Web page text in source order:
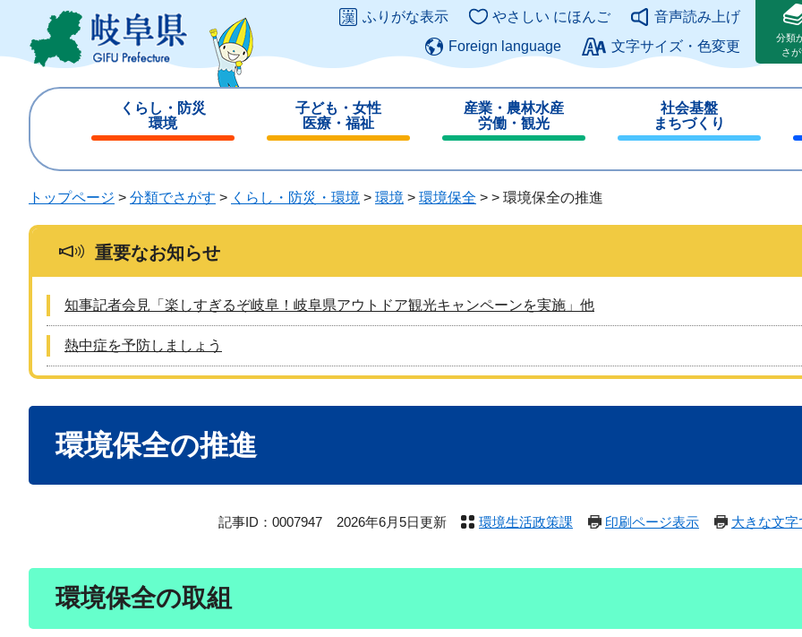
ジ
ュ
このページの本文へ
ふりがな表示 やさしい にほんご
音声読み上げ
Foreign language
文字サイズ・色変更
分類
さ
くらし・防災
環境
じ
子ども・女性
医療・福祉
じ
産業・農林水産
労働・観光
じ
る
社会基盤
まちづくり
じ
トップページ > 分類でさがす > くらし・防災・環境 > 環境 > 環境保全 > > 環境保全の推進
重要なお知らせ
知事記者会見「楽しすぎるぞ岐阜！岐阜県アウトドア観光キャンペーンを実施」他
熱中症を予防しましょう
環境保全の推進
記事ID：0007947 2026年6月5日更新 環境生活政策課 印刷ページ表示 大きな文
環境保全の取組